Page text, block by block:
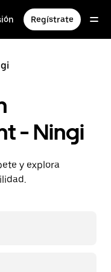
Regístrate
- Ningi
y explora